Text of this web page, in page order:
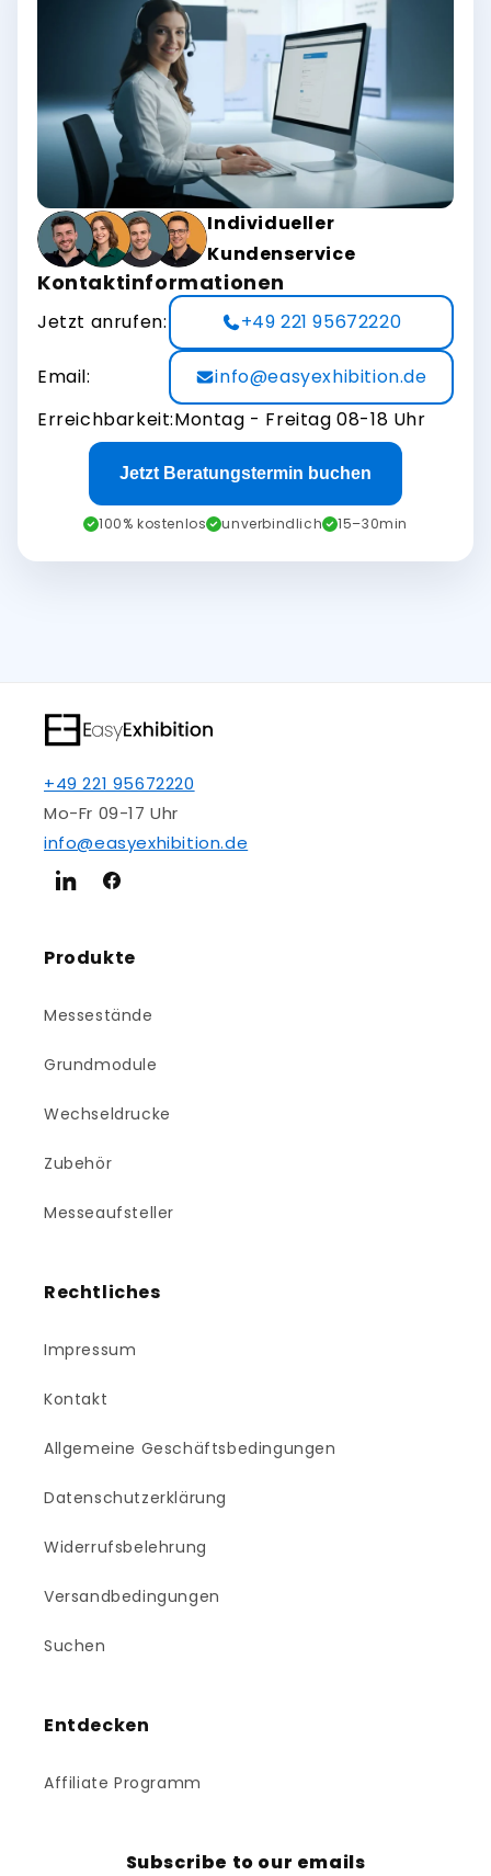
Individueller
Kundenservice
Kontaktinformationen
Jetzt anrufen: +49 221 95672220
Email:
info@easyexhibition.de
Erreichbarkeit:Montag - Freitag 08-18 Uhr
Jetzt Beratungstermin buchen
100% kostenlos unverbindlich 15–30min
+49 221 95672220
Mo-Fr 09-17 Uhr
info@easyexhibition.de
LinkedInFacebook
Produkte
Messestände
Grundmodule
Wechseldrucke
Zubehör
Messeaufsteller
Rechtliches
Impressum
Kontakt
Allgemeine Geschäftsbedingungen
Datenschutzerklärung
Widerrufsbelehrung
Versandbedingungen
Suchen
Entdecken
Affiliate Programm
Subscribe to our emails